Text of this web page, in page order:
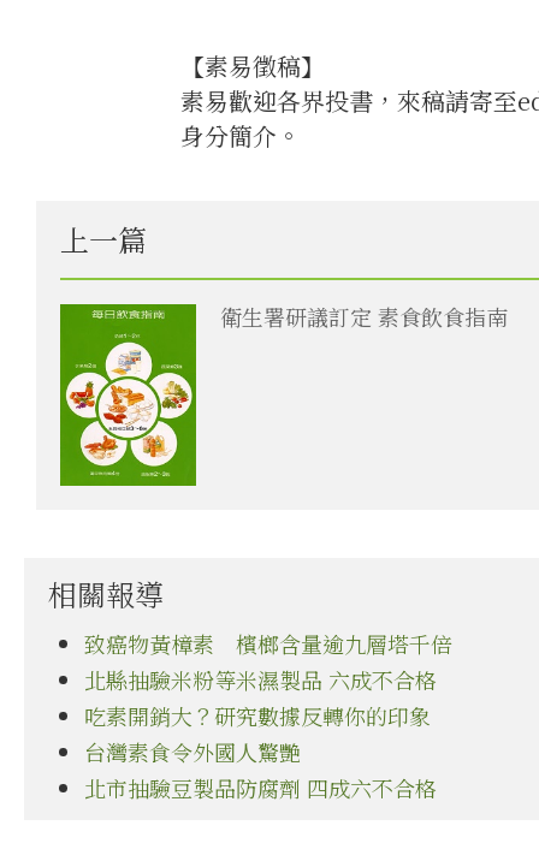
【素易徵稿】
素易歡迎各界投書，來稿請寄至
身分簡介。
上一篇
衛生署研議訂定 素食飲食指南
相關報導
致癌物黃樟素 檳榔含量逾九層塔千倍
北縣抽驗米粉等米濕製品 六成不合格
吃素開銷大？研究數據反轉你的印象
台灣素食令外國人驚艷
北市抽驗豆製品防腐劑 四成六不合格